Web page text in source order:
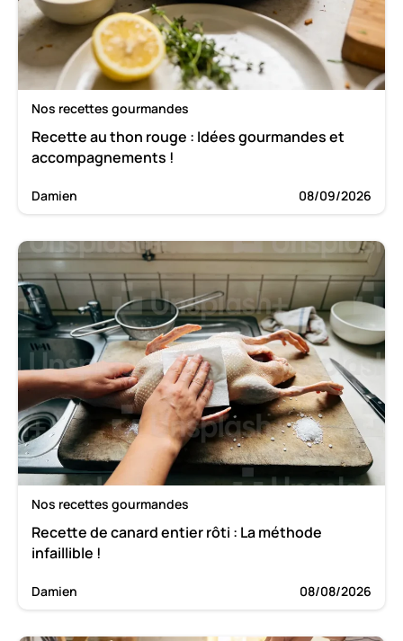
Nos recettes gourmandes
Recette au thon rouge : Idées gourmandes et
accompagnements !
Damien 08/09/2026
Nos recettes gourmandes
Recette de canard entier rôti : La méthode
infaillible !
Damien 08/08/2026